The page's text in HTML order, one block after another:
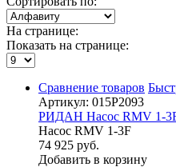
На странице:
Показать на странице:
Сравнение товаров
Артикул: 015P2093
РИДАН Насос RMV 1-
Насос RMV 1-3F
74 925 руб.
Добавить в корзину